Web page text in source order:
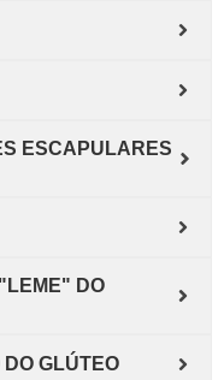
ESCAPULARES
DO
DO GLÚTEO